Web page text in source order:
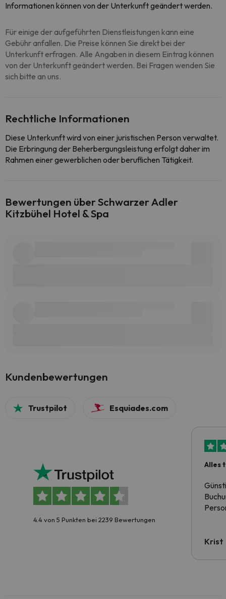
Informationen können von der Unterkunft geändert werden.
Für einige der aufgeführten Dienstleistungen kann eine
Gebühr anfallen. Die Preise können Sie direkt bei der
Unterkunft erfragen. Alle Angaben in diesem Eintrag können
von der Unterkunft geändert werden. Bei Fragen wenden Sie
sich bitte an uns.
Rechtliche Informationen
Diese Unterkunft wird von einer juristischen Person verwaltet.
Die Erbringung der Beherbergungsleistung erfolgt daher im
Rahmen einer gewerblichen oder beruflichen Tätigkeit.
Bewertungen über Schwarzer Adler
Kitzbühel Hotel & Spa
Kundenbewertungen
Trustpilot Esquiades.com
4.4 von 5 Punkten bei 2239 Bewertungen
Alles
Krist